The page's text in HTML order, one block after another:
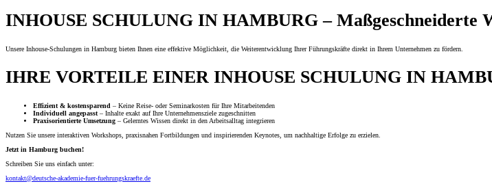
INHOUSE SCHULUNG IN HAMBURG – Maßgeschneiderte
Unsere Inhouse-Schulungen in Hamburg bieten Ihnen eine effektive Möglichkeit, die Weiterentwicklung Ihrer Führungskräfte direkt in Ihrem Unternehmen zu fördern.
IHRE VORTEILE EINER INHOUSE SCHULUNG IN
Effizient & kostensparend – Keine Reise- oder Seminarkosten für Ihre Mitarbeitenden
Individuell angepasst – Inhalte exakt auf Ihre Unternehmensziele zugeschnitten
Praxisorientierte Umsetzung – Gelerntes Wissen direkt in den Arbeitsalltag integrieren
Nutzen Sie unsere interaktiven Workshops, praxisnahen Fortbildungen und inspirierenden Keynotes, um nachhaltige Erfolge zu erzielen.
Jetzt in Hamburg buchen!
Schreiben Sie uns einfach unter:
kontakt@deutsche-akademie-fuer-fuehrungskraefte.de